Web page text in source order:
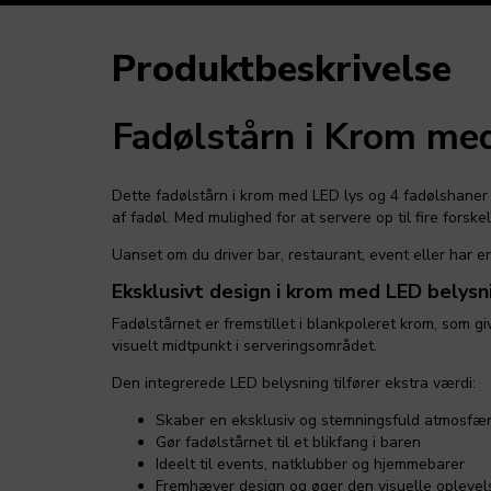
Produktbeskrivelse
Fadølstårn i Krom
Dette fadølstårn i krom med LED lys og 4
af fadøl. Med mulighed for at servere op til fire
Uanset om du driver bar, restaurant, event eller
Eksklusivt design i krom med LED
Fadølstårnet er fremstillet i blankpoleret krom, som
visuelt midtpunkt i serveringsområdet.
Den integrerede LED belysning tilfører ekstra værdi:
Skaber en eksklusiv og stemningsfuld
Gør fadølstårnet til et blikfang i baren
Ideelt til events, natklubber og hjemmebarer
Fremhæver design og øger den visuelle